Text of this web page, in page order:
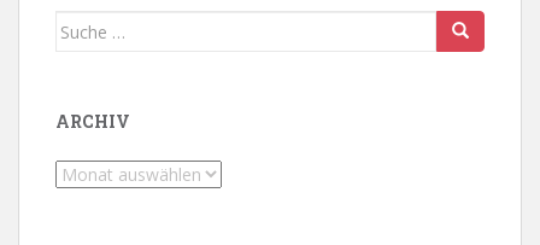
Suche
ARCHIV
Archiv